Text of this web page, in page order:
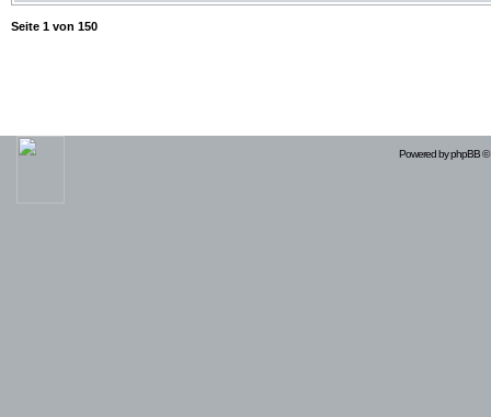
Seite 1 von 150
Powered byphpBB©